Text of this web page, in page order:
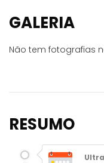
GALERIA
Não tem fotografias
RESUMO